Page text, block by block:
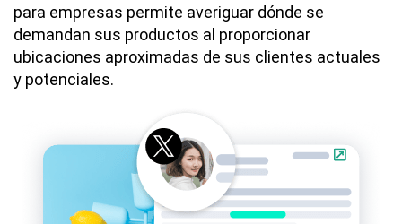
para empresas permite averiguar dónde se
demandan sus productos al proporcionar
ubicaciones aproximadas de sus clientes actuales
y potenciales.